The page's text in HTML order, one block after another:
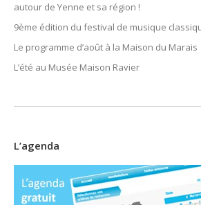
autour de Yenne et sa région !
9ème édition du festival de musique
Le programme d’août à la Maison du Marais
L’été au Musée Maison Ravier
L’agenda